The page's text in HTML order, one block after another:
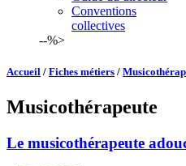
Conventions
collectives
--%>
Accueil / Fiches métiers /
Musicothérapeute
Le musicothérapeute